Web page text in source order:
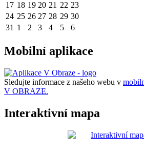
17 18 19 20 21 22 23
24 25 26 27 28 29 30
31 1 2 3 4 5 6
Mobilní aplikace
Sledujte informace z našeho webu v
V OBRAZE.
Interaktivní mapa